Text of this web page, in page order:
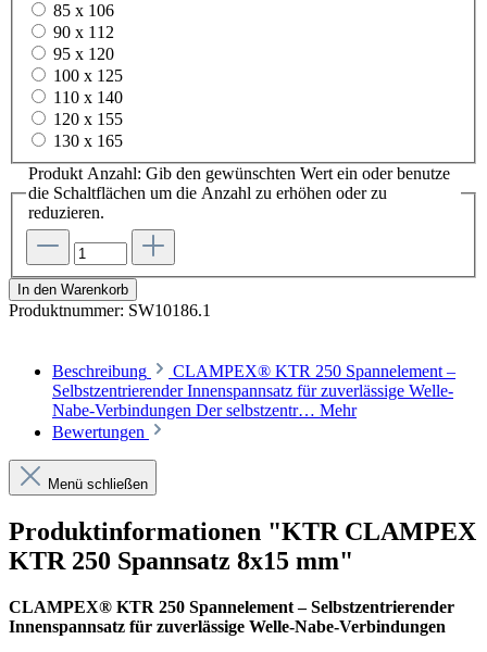
85 x 106
90 x 112
95 x 120
100 x 125
110 x 140
120 x 155
130 x 165
Produkt Anzahl: Gib den gewünschten Wert ein oder benutze
die Schaltflächen um die Anzahl zu erhöhen oder zu
reduzieren.
In den Warenkorb
Produktnummer: SW10186.1
Beschreibung
CLAMPEX® KTR 250 Spannelement –
Selbstzentrierender Innenspannsatz für zuverlässige Welle-
Nabe-Verbindungen Der selbstzentr… Mehr
Bewertungen
Menü schließen
Produktinformationen "KTR CLAMPEX
KTR 250 Spannsatz 8x15 mm"
CLAMPEX® KTR 250 Spannelement – Selbstzentrierender
Innenspannsatz für zuverlässige Welle-Nabe-Verbindungen